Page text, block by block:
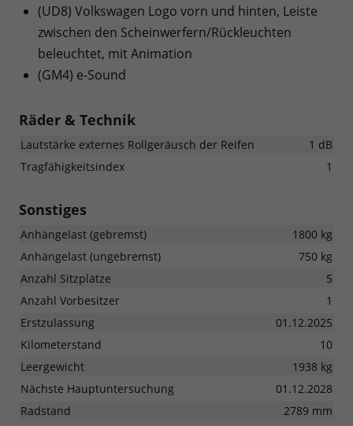
(UD8) Volkswagen Logo vorn und hinten, Leiste
zwischen den Scheinwerfern/Rückleuchten
beleuchtet, mit Animation
(GM4) e-Sound
Räder & Technik
Lautstärke externes Rollgeräusch der Reifen
1 dB
Tragfähigkeitsindex
1
Sonstiges
Anhängelast (gebremst)
1800 kg
Anhängelast (ungebremst)
750 kg
Anzahl Sitzplätze
5
Anzahl Vorbesitzer
1
Erstzulassung
01.12.2025
Kilometerstand
10
Leergewicht
1938 kg
Nächste Hauptuntersuchung
01.12.2028
Radstand
2789 mm